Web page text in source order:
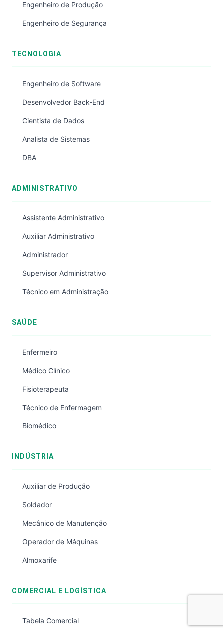
Engenheiro de Produção
Engenheiro de Segurança
TECNOLOGIA
Engenheiro de Software
Desenvolvedor Back-End
Cientista de Dados
Analista de Sistemas
DBA
ADMINISTRATIVO
Assistente Administrativo
Auxiliar Administrativo
Administrador
Supervisor Administrativo
Técnico em Administração
SAÚDE
Enfermeiro
Médico Clínico
Fisioterapeuta
Técnico de Enfermagem
Biomédico
INDÚSTRIA
Auxiliar de Produção
Soldador
Mecânico de Manutenção
Operador de Máquinas
Almoxarife
COMERCIAL E LOGÍSTICA
Tabela Comercial